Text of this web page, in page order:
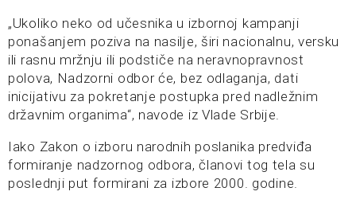
„Ukoliko neko od učesnika u izbornoj kampanji
ponašanjem poziva na nasilje, širi nacionalnu, versku
ili rasnu mržnju ili podstiče na neravnopravnost
polova, Nadzorni odbor će, bez odlaganja, dati
inicijativu za pokretanje postupka pred nadležnim
državnim organima“, navode iz Vlade Srbije.
Iako Zakon o izboru narodnih poslanika predviđa
formiranje nadzornog odbora, članovi tog tela su
poslednji put formirani za izbore 2000. godine.